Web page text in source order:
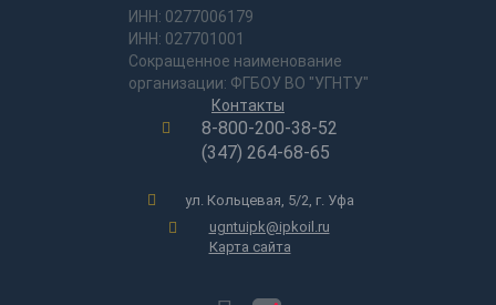
ИНН: 0277006179
ИНН: 027701001
Сокращенное наименование
организации: ФГБОУ ВО "УГНТУ"
Контакты
8-800-200-38-52
(347) 264-68-65
ул. Кольцевая, 5/2, г. Уфа
ugntuipk@ipkoil.ru
Карта сайта